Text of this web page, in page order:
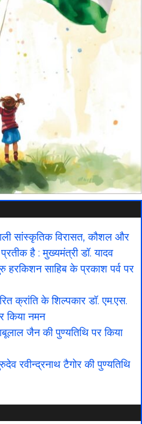
सांस्कृतिक विरासत, कौशल और
है : मुख्यमंत्री डॉ. यादव
हरकिशन साहिब के प्रकाश पर्व पर
क्रांति के शिल्पकार डॉ. एम.एस.
किया नमन
जैन की पुण्यतिथि पर किया
रवीन्द्रनाथ टैगोर की पुण्यतिथि